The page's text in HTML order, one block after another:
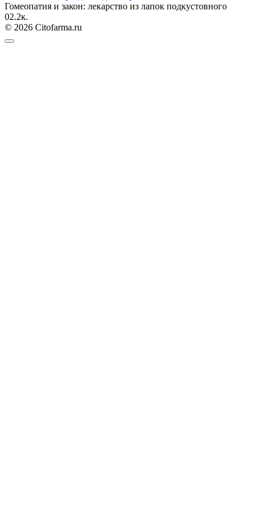
Гомеопатия и закон: лекарство из лапок подкустовного
02.2к.
© 2026 Citofarma.ru